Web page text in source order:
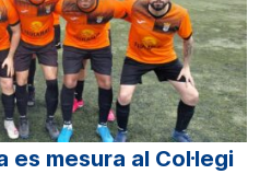
es mesura al Col·legi